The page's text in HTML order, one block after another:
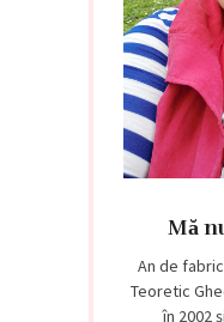
Mă
An de
Teoretic
în 2002